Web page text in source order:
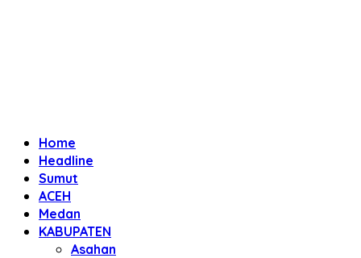
Home
Headline
Sumut
ACEH
Medan
KABUPATEN
Asahan